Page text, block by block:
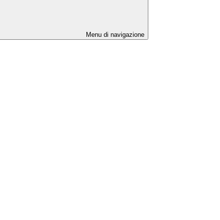
Menu di navigazione